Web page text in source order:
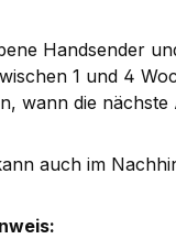
Handsender
1 und 4
wann die
auch im